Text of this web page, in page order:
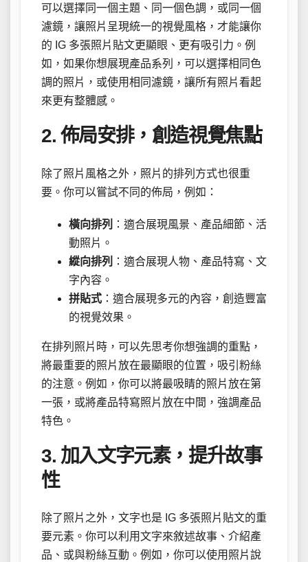
可以選擇同一個主題、同一個色調，或同一個
濾鏡，讓照片呈現統一的視覺風格，才能讓你
的 IG 多張照片貼文更顯眼、更有吸引力。例
如，如果你想展現產品系列，可以選擇相同色
調的照片，或使用相同濾鏡，讓所有照片看起
來更有整體感。
2. 佈局安排，創造視覺焦點
除了照片風格之外，照片的排列方式也很重
要。你可以嘗試不同的佈局，例如：
橫向排列
：適合展現風景、產品細節、活
動照片。
縱向排列
：適合展現人物、產品特寫、文
字內容。
拼貼式 ：適合展現多元的內容，創造豐富
的視覺效果。
在排列照片時，可以先思考你想強調的重點，
將最重要的照片放在最顯眼的位置，吸引粉絲
的注意。例如，你可以將最吸睛的照片放在第
一張，或將產品特寫照片放在中間，強調產品
特色。
3. 加入文字元素，提升故事
性
除了照片之外，文字也是 IG 多張照片貼文的重
要元素。你可以利用文字來敘述故事、介紹產
品、或與粉絲互動。例如，你可以使用照片說